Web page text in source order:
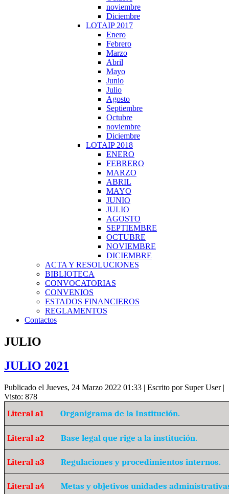
noviembre
Diciembre
LOTAIP 2017
Enero
Febrero
Marzo
Abril
Mayo
Junio
Julio
Agosto
Septiembre
Octubre
noviembre
Diciembre
LOTAIP 2018
ENERO
FEBRERO
MARZO
ABRIL
MAYO
JUNIO
JULIO
AGOSTO
SEPTIEMBRE
OCTUBRE
NOVIEMBRE
DICIEMBRE
ACTA Y RESOLUCIONES
BIBLIOTECA
CONVOCATORIAS
CONVENIOS
ESTADOS FINANCIEROS
REGLAMENTOS
Contactos
JULIO
JULIO 2021
Publicado el Jueves, 24 Marzo 2022 01:33 | Escrito por Super User|
Visto: 878
Literal a1 Organigrama de la Institución.
Literal a2 Base legal que rige a la institución.
Literal a3 Regulaciones y procedimientos internos.
Literal a4 Metas y objetivos unidades